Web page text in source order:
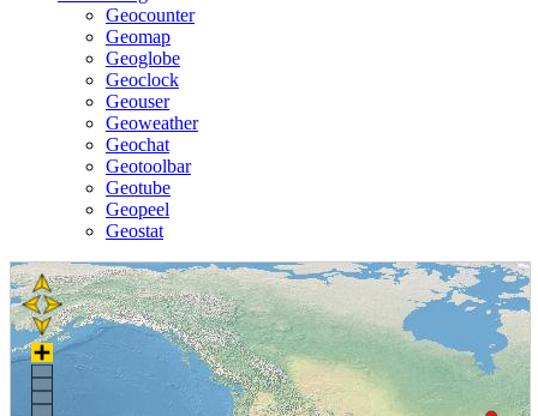
Geocounter
Geomap
Geoglobe
Geoclock
Geouser
Geoweather
Geochat
Geotoolbar
Geotube
Geopeel
Geostat